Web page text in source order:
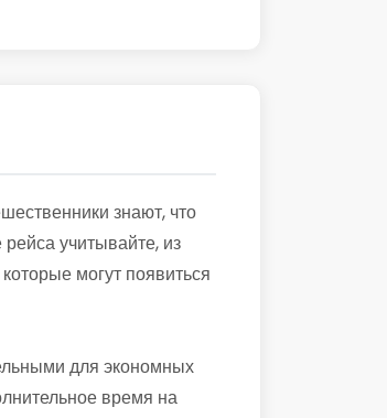
знают, что
учитывайте, из
могут появиться
для экономных
время на